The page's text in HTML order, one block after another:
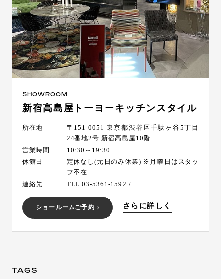
SHOWROOM
新宿高島屋トーヨーキッチンスタイル
所在地
〒151-0051 東京都渋谷区千駄ヶ谷5丁目
24番地2号 新宿高島屋10階
営業時間
10:30～19:30
休館日
定休なし(元日のみ休業) ※月曜日はスタッ
フ不在
連絡先
TEL 03-5361-1592 /
ショールームご予約 さらに詳しく
TAGS